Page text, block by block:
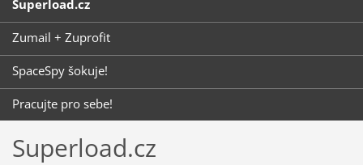
Superload.cz
Zumail + Zuprofit
SpaceSpy šokuje!
Pracujte pro sebe!
Superload.cz